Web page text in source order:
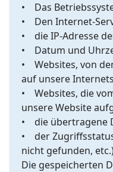
• Das
• Den Internet-
• die IP-Adresse
• Datum und
• Websites, von
auf unsere
• Websites, die
unsere Website
• die übertragene
• der
nicht gefunden,
Die gespeicherten